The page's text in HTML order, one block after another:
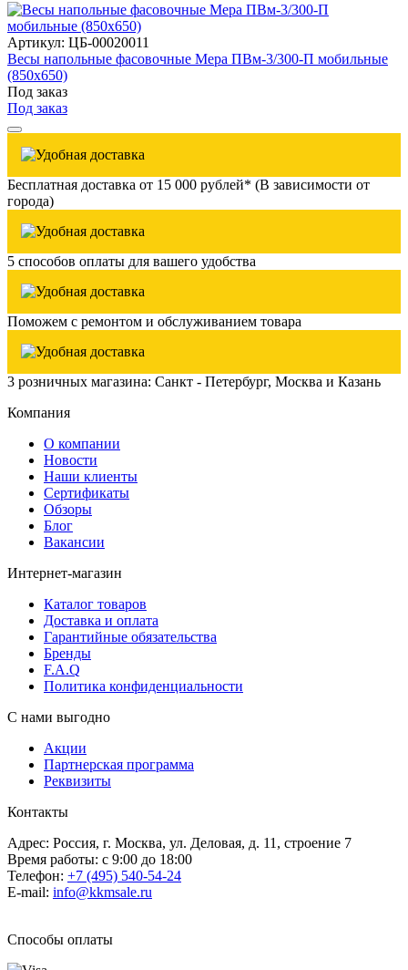
Артикул: ЦБ-00020011
Весы напольные фасовочные Мера ПВм-3/300-П мобильные
(850х650)
Под заказ
Под заказ
Бесплатная доставка от 15 000 рублей* (В зависимости от
города)
5 способов оплаты для вашего удобства
Поможем с ремонтом и обслуживанием товара
3 розничных магазина: Санкт - Петербург, Москва и Казань
Компания
О компании
Новости
Наши клиенты
Сертификаты
Обзоры
Блог
Вакансии
Интернет-магазин
Каталог товаров
Доставка и оплата
Гарантийные обязательства
Бренды
F.A.Q
Политика конфиденциальности
С нами выгодно
Акции
Партнерская программа
Реквизиты
Контакты
Адрес: Россия, г. Москва, ул. Деловая, д. 11, строение 7
Время работы: с 9:00 до 18:00
Телефон: +7 (495) 540-54-24
E-mail: info@kkmsale.ru
Способы оплаты